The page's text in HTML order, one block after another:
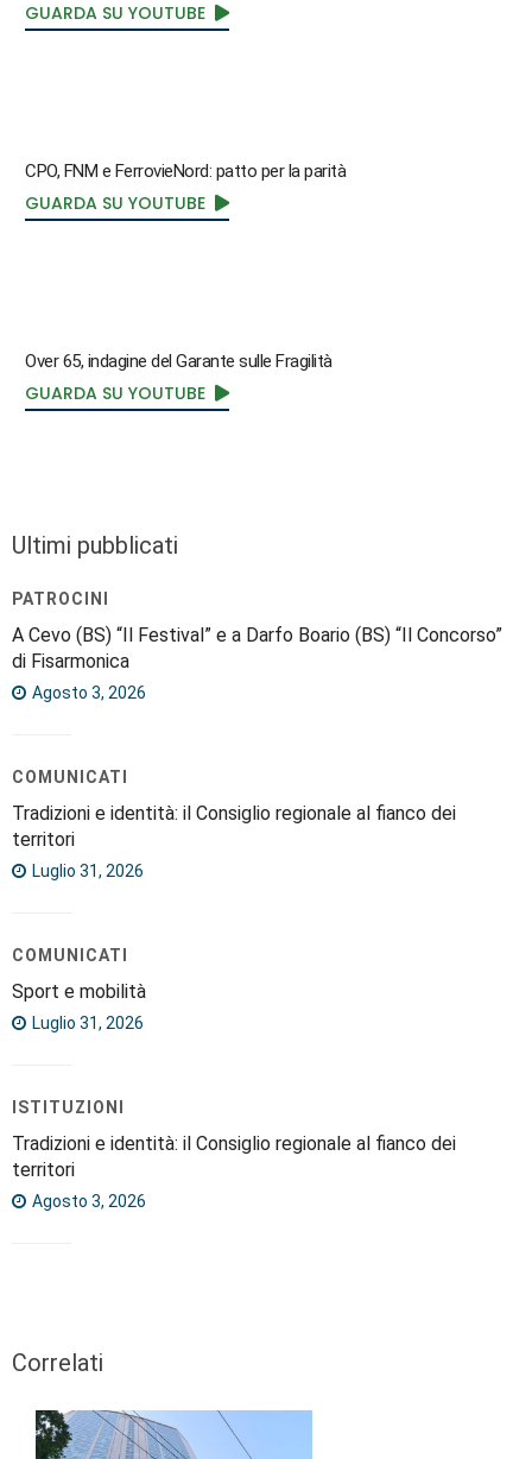
GUARDA SU YOUTUBE
CPO, FNM e FerrovieNord: patto per la parità
GUARDA SU YOUTUBE
Over 65, indagine del Garante sulle Fragilità
GUARDA SU YOUTUBE
Ultimi pubblicati
PATROCINI
A Cevo (BS) “Il Festival” e a Darfo Boario (BS) “Il Concorso”
di Fisarmonica
Agosto 3, 2026
COMUNICATI
Tradizioni e identità: il Consiglio regionale al fianco dei
territori
Luglio 31, 2026
COMUNICATI
Sport e mobilità
Luglio 31, 2026
ISTITUZIONI
Tradizioni e identità: il Consiglio regionale al fianco dei
territori
Agosto 3, 2026
Correlati